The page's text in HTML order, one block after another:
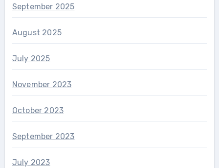
September 2025
August 2025
July 2025
November 2023
October 2023
September 2023
July 2023